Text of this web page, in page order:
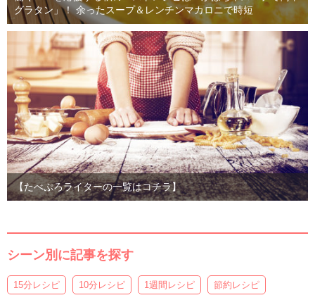
グラタン」！ 余ったスープ＆レンチンマカロニで時短
【たべぷろライターの一覧はコチラ】
シーン別に記事を探す
15分レシピ 10分レシピ 1週間レシピ 節約レシピ